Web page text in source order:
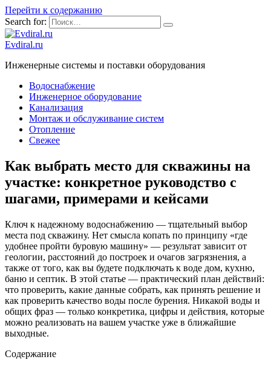
Перейти к содержанию
Search for:
Evdiral.ru
Инженерные системы и поставки оборудования
Водоснабжение
Инженерное оборудование
Канализация
Монтаж и обслуживание систем
Отопление
Свежее
Как выбрать место для скважины на
участке: конкретное руководство с
шагами, примерами и кейсами
Ключ к надежному водоснабжению — тщательный выбор
места под скважину. Нет смысла копать по принципу «где
удобнее пройти буровую машину» — результат зависит от
геологии, расстояний до построек и очагов загрязнения, а
также от того, как вы будете подключать к воде дом, кухню,
баню и септик. В этой статье — практический план действий:
что проверить, какие данные собрать, как принять решение и
как проверить качество воды после бурения. Никакой воды и
общих фраз — только конкретика, цифры и действия, которые
можно реализовать на вашем участке уже в ближайшие
выходные.
Содержание